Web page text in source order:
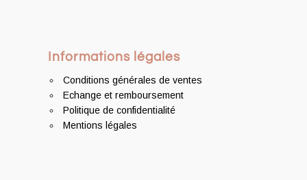
Informations légales
Conditions générales de ventes
Echange et remboursement
Politique de confidentialité
Mentions légales